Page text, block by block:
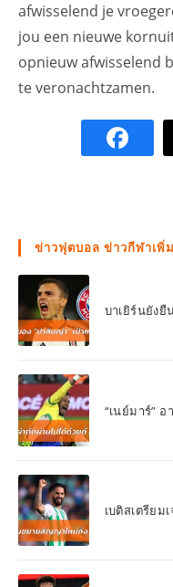
afwisselend je
jou een nieuwe
opnieuw afwisselend
te veronachtzamen.
ข่าวฟุตบอล ข่าวกีฬาเพิ่
บาเยิร์นยัง
“เนย์มาร์”
เบติสเตรียม